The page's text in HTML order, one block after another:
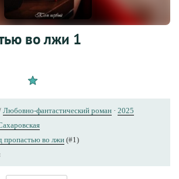
во лжи 1
Любовно-фантастический роман · 2025
пропастью во лжи (#1)